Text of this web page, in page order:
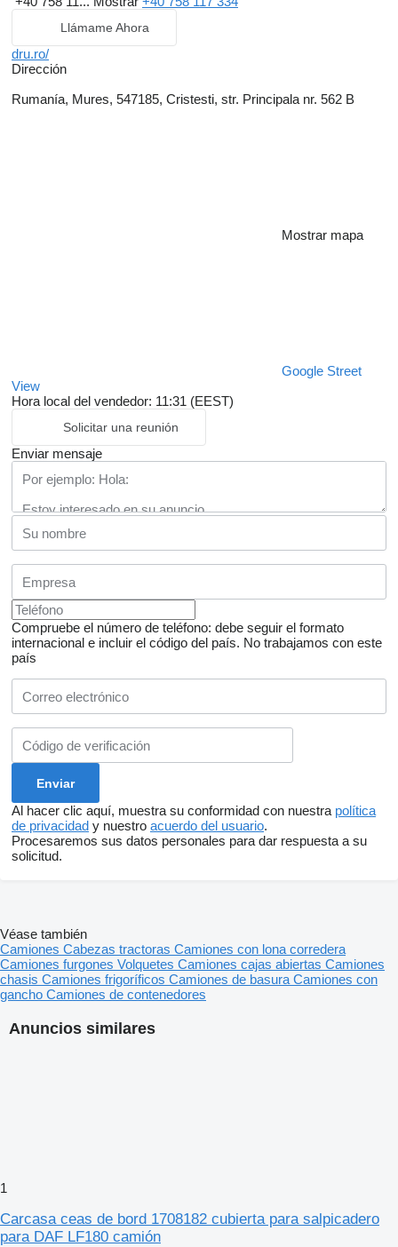
Llámame Ahora
dru.ro/
Dirección
Rumanía, Mures, 547185, Cristesti, str. Principala nr. 562 B
Mostrar mapa
Google Street
View
Hora local del vendedor: 11:31 (EEST)
Solicitar una reunión
Enviar mensaje
Compruebe el número de teléfono: debe seguir el formato
internacional e incluir el código del país. No trabajamos con este
país
Al hacer clic aquí, muestra su conformidad con nuestra política
de privacidad y nuestro acuerdo del usuario.
Procesaremos sus datos personales para dar respuesta a su
solicitud.
Anuncios similares
1
Carcasa ceas de bord 1708182 cubierta para salpicadero
para DAF LF180 camión
Véase también
Camiones Cabezas tractoras Camiones con lona corredera
Camiones furgones Volquetes Camiones cajas abiertas Camiones
chasis Camiones frigoríficos Camiones de basura Camiones con
gancho Camiones de contenedores